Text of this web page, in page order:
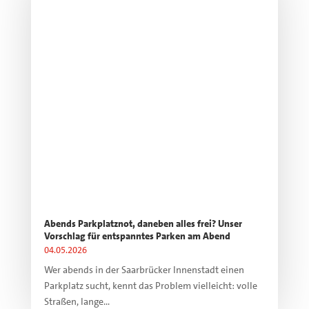
Abends Parkplatznot, daneben alles frei? Unser
Vorschlag für entspanntes Parken am Abend
04.05.2026
Wer abends in der Saarbrücker Innenstadt einen
Parkplatz sucht, kennt das Problem vielleicht: volle
Straßen, lange...